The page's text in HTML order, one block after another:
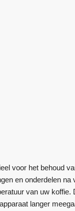
voor het behoud
en onderdelen na
van uw
langer